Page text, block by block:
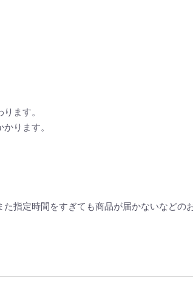
ます。
ります。
指定時間をすぎても商品が届かないなどの